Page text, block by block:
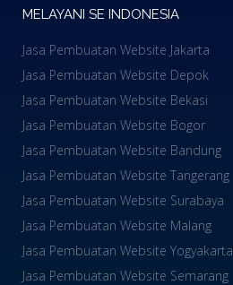
MELAYANI SE INDONESIA
Jasa Pembuatan Website Jakarta
Jasa Pembuatan Website Depok
Jasa Pembuatan Website Bekasi
Jasa Pembuatan Website Bogor
Jasa Pembuatan Website Bandung
Jasa Pembuatan Website Tangerang
Jasa Pembuatan Website Surabaya
Jasa Pembuatan Website Malang
Jasa Pembuatan Website Yogyakarta
Jasa Pembuatan Website Semarang